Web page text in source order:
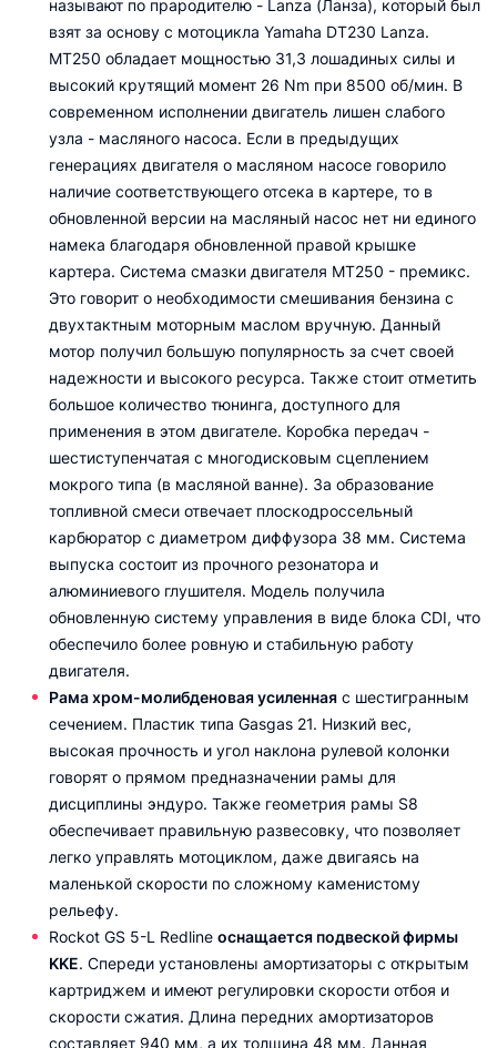
называют по прародителю - Lanza (Ланза), который был
взят за основу с мотоцикла Yamaha DT230 Lanza.
MT250 обладает мощностью 31,3 лошадиных силы и
высокий крутящий момент 26 Nm при 8500 об/мин. В
современном исполнении двигатель лишен слабого
узла - масляного насоса. Если в предыдущих
генерациях двигателя о масляном насосе говорило
наличие соответствующего отсека в картере, то в
обновленной версии на масляный насос нет ни единого
намека благодаря обновленной правой крышке
картера. Система смазки двигателя MT250 - премикс.
Это говорит о необходимости смешивания бензина с
двухтактным моторным маслом вручную. Данный
мотор получил большую популярность за счет своей
надежности и высокого ресурса. Также стоит отметить
большое количество тюнинга, доступного для
применения в этом двигателе. Коробка передач -
шестиступенчатая с многодисковым сцеплением
мокрого типа (в масляной ванне). За образование
топливной смеси отвечает плоскодроссельный
карбюратор с диаметром диффузора 38 мм. Система
выпуска состоит из прочного резонатора и
алюминиевого глушителя. Модель получила
обновленную систему управления в виде блока CDI, что
обеспечило более ровную и стабильную работу
двигателя.
Рама хром-молибденовая усиленная с шестигранным
сечением. Пластик типа Gasgas 21. Низкий вес,
высокая прочность и угол наклона рулевой колонки
говорят о прямом предназначении рамы для
дисциплины эндуро. Также геометрия рамы S8
обеспечивает правильную развесовку, что позволяет
легко управлять мотоциклом, даже двигаясь на
маленькой скорости по сложному каменистому
рельефу.
Rockot GS 5-L Redline оснащается подвеской фирмы
KKE. Спереди установлены амортизаторы с открытым
картриджем и имеют регулировки скорости отбоя и
скорости сжатия. Длина передних амортизаторов
составляет 940 мм, а их толщина 48 мм. Данная